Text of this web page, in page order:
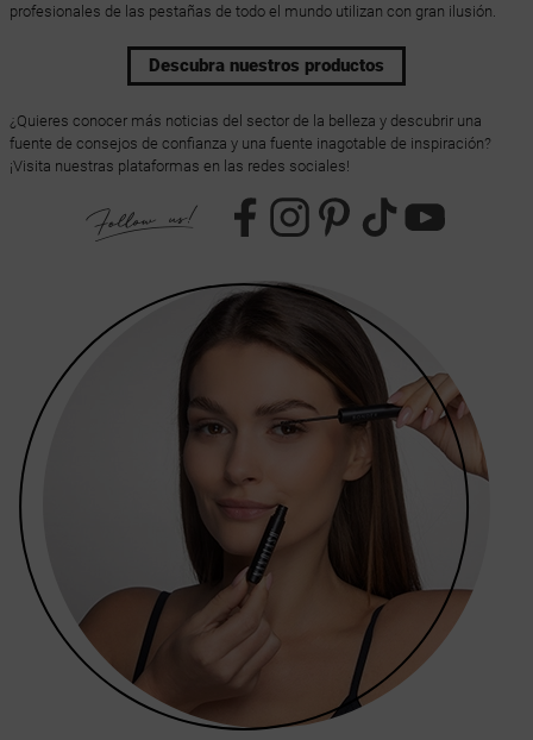
profesionales de las pestañas de todo el mundo utilizan con gran ilusión.
Descubra nuestros productos
¿Quieres conocer más noticias del sector de la belleza y descubrir una
fuente de consejos de confianza y una fuente inagotable de inspiración?
¡Visita nuestras plataformas en las redes sociales!